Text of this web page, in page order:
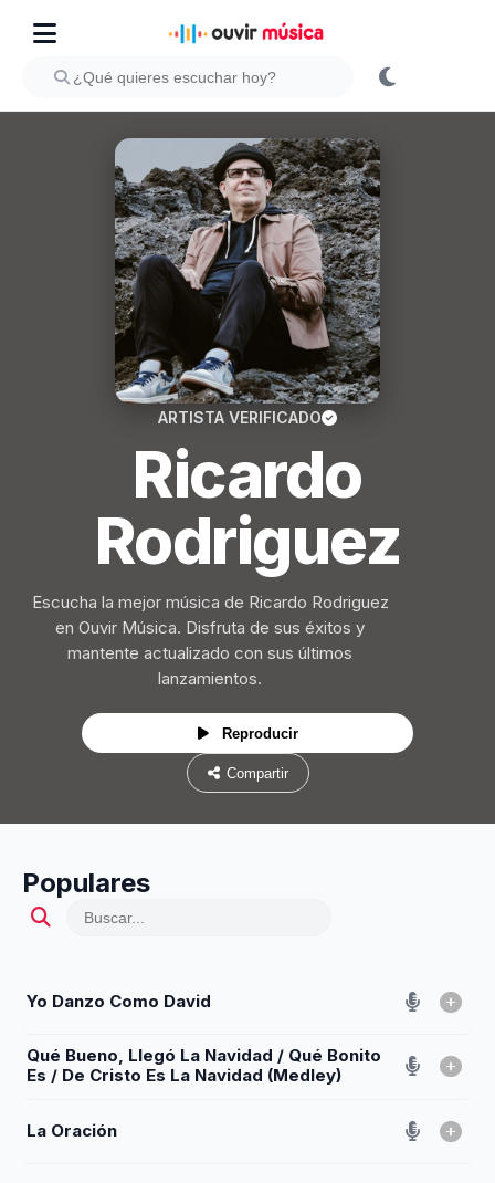
ARTISTA VERIFICADO
Ricardo
Rodriguez
Escucha la mejor música de Ricardo Rodriguez
en Ouvir Música. Disfruta de sus éxitos y
mantente actualizado con sus últimos
lanzamientos.
Reproducir
Compartir
Populares
Yo Danzo Como David
Qué Bueno, Llegó La Navidad / Qué Bonito
Es / De Cristo Es La Navidad (Medley)
La Oración